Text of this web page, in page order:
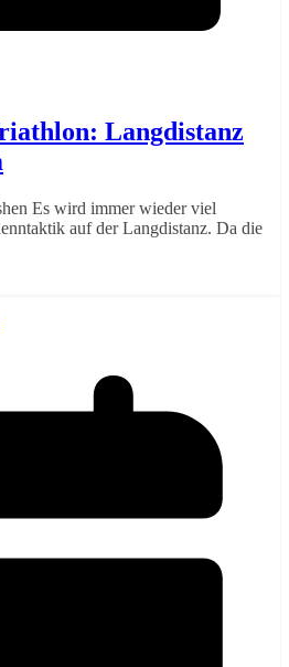
Langdistanz
Es wird immer wieder viel
auf der Langdistanz. Da die